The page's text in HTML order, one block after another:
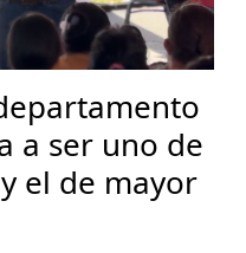
a ser uno de
el de mayor